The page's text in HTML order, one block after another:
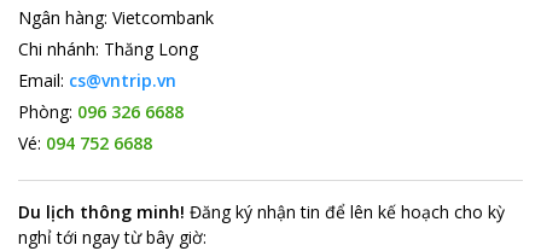
Ngân hàng: Vietcombank
Chi nhánh: Thăng Long
Email: cs@vntrip.vn
Phòng: 096 326 6688
Vé: 094 752 6688
Du lịch thông minh! Đăng ký nhận tin để lên kế hoạch cho kỳ
nghỉ tới ngay từ bây giờ: